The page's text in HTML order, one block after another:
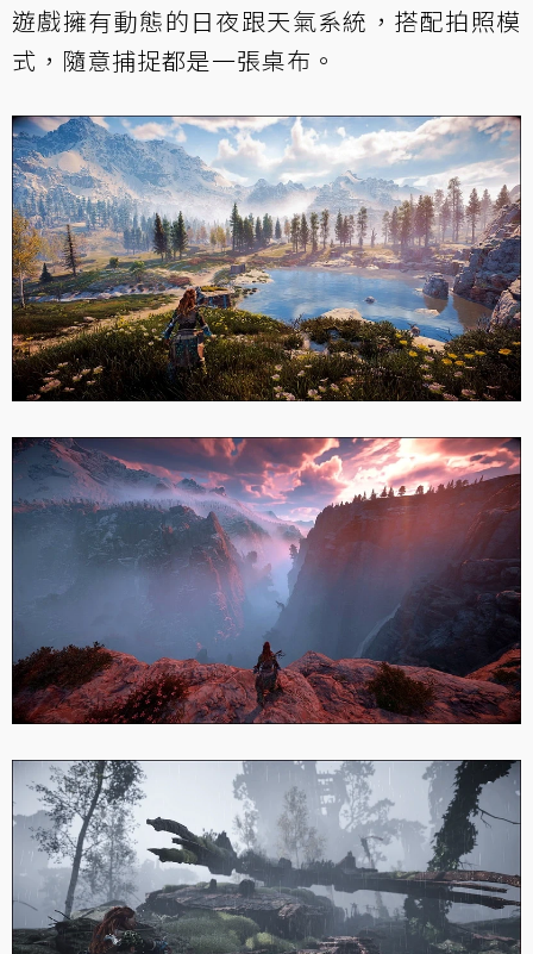
遊戲擁有動態的日夜跟天氣系統，搭配拍照模
式，隨意捕捉都是一張桌布。